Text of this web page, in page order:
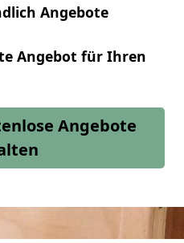
Angebote
Angebot für Ihren
Angebote